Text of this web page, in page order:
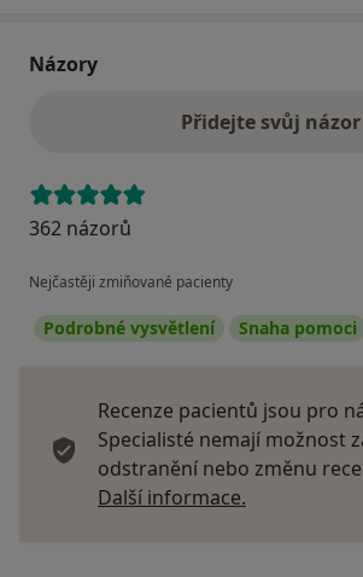
ČGPS JEP- Sekce cervikální patologie
Názory
Přidejte svůj názor
362 názorů
Nejčastěji zmiňované pacienty
Podrobné vysvětlení Snaha pomoci
Recenze pacientů jsou pro
Specialisté nemají možnost
odstranění nebo změnu
Další informace.